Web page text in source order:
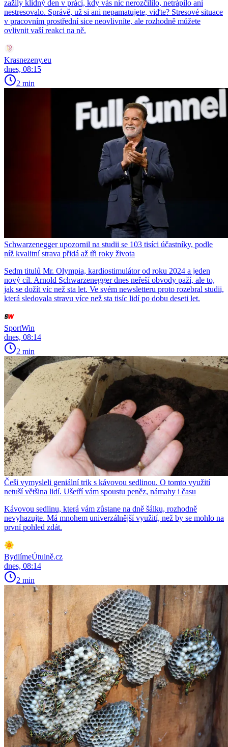
zažily klidný den v práci, kdy vás nic nerozčílilo, netrápilo ani
nestresovalo. Správě, už si ani nepamatujete, viďte? Stresové situace
v pracovním prostřední sice neovlivníte, ale rozhodně můžete
ovlivnit vaší reakci na ně.
Krasnezeny.eu
dnes, 08:15
2 min
Schwarzenegger upozornil na studii se 103 tisíci účastníky, podle
níž kvalitní strava přidá až tři roky života
Sedm titulů Mr. Olympia, kardiostimulátor od roku 2024 a jeden
nový cíl. Arnold Schwarzenegger dnes neřeší obvody paží, ale to,
jak se dožít víc než sta let. Ve svém newsletteru proto rozebral studii,
která sledovala stravu více než sta tisíc lidí po dobu deseti let.
SportWin
dnes, 08:14
2 min
Češi vymysleli geniální trik s kávovou sedlinou. O tomto využití
netuší většina lidí. Ušetří vám spoustu peněz, námahy i času
Kávovou sedlinu, která vám zůstane na dně šálku, rozhodně
nevyhazujte. Má mnohem univerzálnější využití, než by se mohlo na
první pohled zdát.
BydlímeÚtulně.cz
dnes, 08:14
2 min